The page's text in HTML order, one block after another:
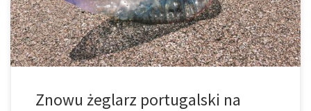
Znowu żeglarz portugalski na